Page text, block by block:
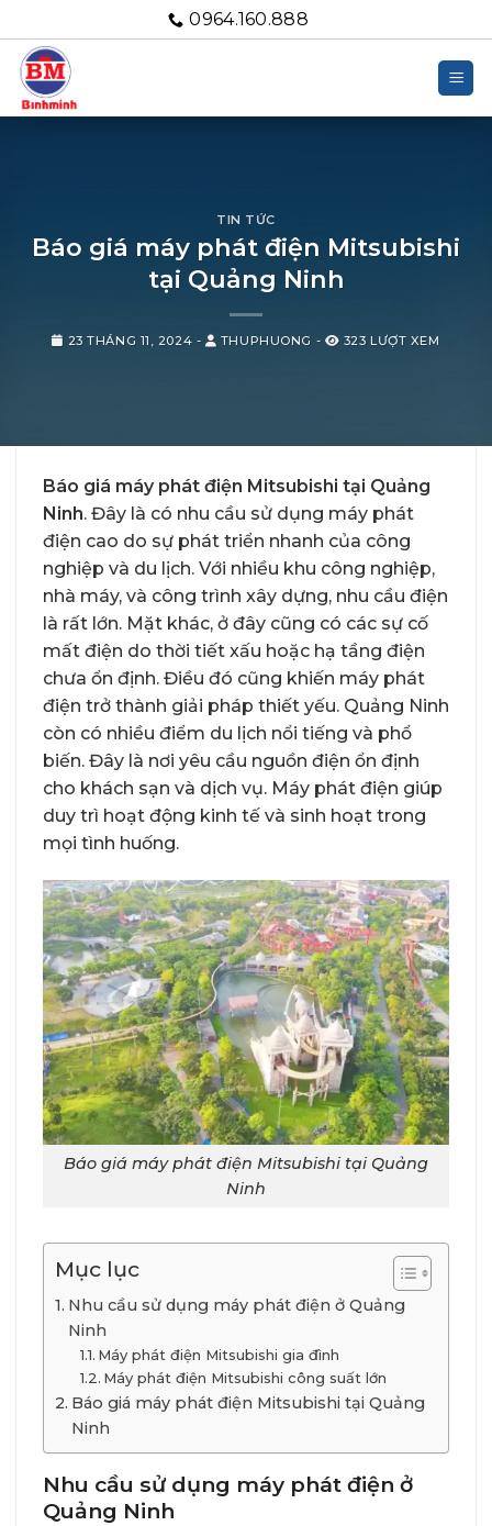
qua
nội
dung
0964.160.888
TIN TỨC
Báo giá máy phát điện Mitsubishi
tại Quảng Ninh
23 THÁNG 11, 2024 - THUPHUONG - 323 LƯỢT XEM
Báo giá máy phát điện Mitsubishi tại Quảng
Ninh. Đây là có nhu cầu sử dụng máy phát
điện cao do sự phát triển nhanh của công
nghiệp và du lịch. Với nhiều khu công nghiệp,
nhà máy, và công trình xây dựng, nhu cầu điện
là rất lớn. Mặt khác, ở đây cũng có các sự cố
mất điện do thời tiết xấu hoặc hạ tầng điện
chưa ổn định. Điều đó cũng khiến máy phát
điện trở thành giải pháp thiết yếu. Quảng Ninh
còn có nhiều điểm du lịch nổi tiếng và phổ
biến. Đây là nơi yêu cầu nguồn điện ổn định
cho khách sạn và dịch vụ. Máy phát điện giúp
duy trì hoạt động kinh tế và sinh hoạt trong
mọi tình huống.
Báo giá máy phát điện Mitsubishi tại Quảng
Ninh
Mục lục
Nhu cầu sử dụng máy phát điện ở Quảng
Ninh
Máy phát điện Mitsubishi gia đình
Máy phát điện Mitsubishi công suất lớn
Báo giá máy phát điện Mitsubishi tại Quảng
Ninh
Nhu cầu sử dụng máy phát điện ở
Quảng Ninh